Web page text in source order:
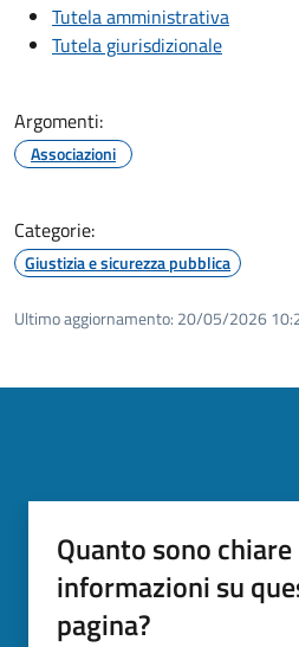
Tutela amministrativa
Tutela giurisdizionale
Argomenti:
Associazioni
Categorie:
Giustizia e sicurezza pubblica
Ultimo aggiornamento: 20/05/2026
Quanto sono chiare
informazioni su
pagina?